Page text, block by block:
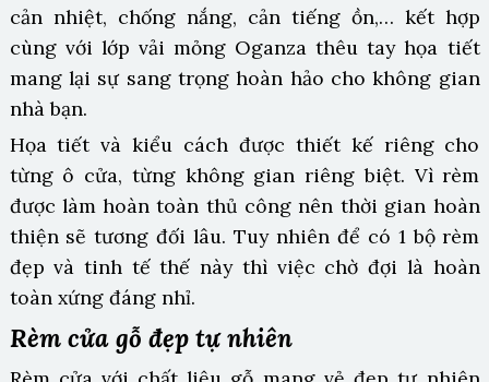
cản nhiệt, chống nắng, cản tiếng ồn,… kết hợp
cùng với lớp vải mỏng Oganza thêu tay họa tiết
mang lại sự sang trọng hoàn hảo cho không gian
nhà bạn.
Họa tiết và kiểu cách được thiết kế riêng cho
từng ô cửa, từng không gian riêng biệt. Vì rèm
được làm hoàn toàn thủ công nên thời gian hoàn
thiện sẽ tương đối lâu. Tuy nhiên để có 1 bộ rèm
đẹp và tinh tế thế này thì việc chờ đợi là hoàn
toàn xứng đáng nhỉ.
Rèm cửa gỗ đẹp tự nhiên